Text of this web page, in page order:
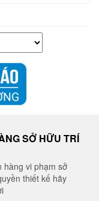
SỞ HỮU TRÍ
hàng vi phạm sở
thiết kế hãy